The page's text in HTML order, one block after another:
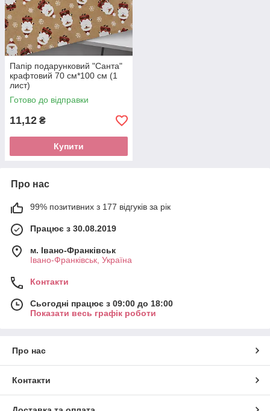
Папір подарунковий "Санта"
крафтовий 70 см*100 см (1
лист)
Готово до відправки
11,12 ₴
Купити
Про нас
99% позитивних з 177 відгуків за рік
Працює з 30.08.2019
м. Івано-Франківськ
Івано-Франківськ, Україна
Контакти
Сьогодні працює з 09:00 до 18:00
Показати весь графік роботи
Про нас
Контакти